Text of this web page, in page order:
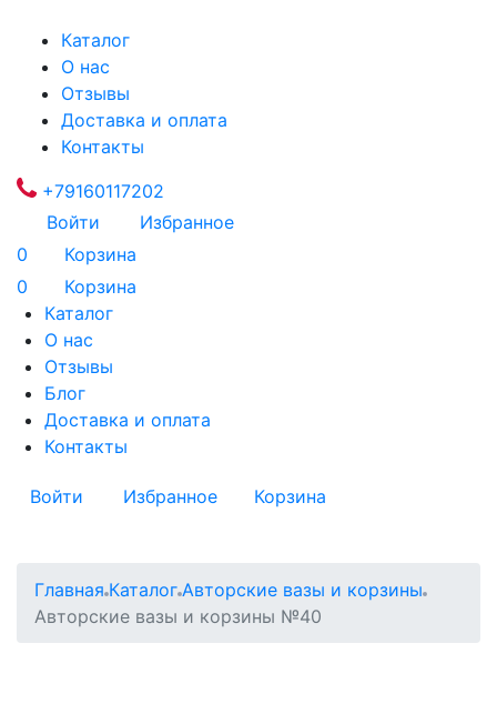
Каталог
О нас
Отзывы
Доставка и оплата
Контакты
+79160117202
Войти
Избранное
0
Корзина
0
Корзина
Каталог
О нас
Отзывы
Блог
Доставка и оплата
Контакты
Войти Избранное Корзина
Главная Каталог Авторские вазы и корзины
Авторские вазы и корзины №40